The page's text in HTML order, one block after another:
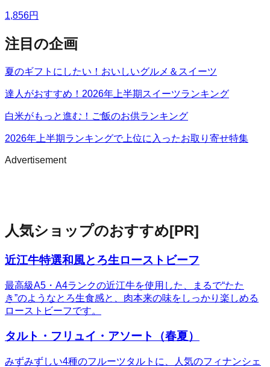
1,856円
注目の企画
夏のギフトにしたい！おいしいグルメ＆スイーツ
達人がおすすめ！2026年上半期スイーツランキング
白米がもっと進む！ご飯のお供ランキング
2026年上半期ランキングで上位に入ったお取り寄せ特集
Advertisement
人気ショップのおすすめ[PR]
近江牛特選和風とろ生ローストビーフ
最高級A5・A4ランクの近江牛を使用した、まるで“たた
き”のようなとろ生食感と、肉本来の味をしっかり楽しめる
ローストビーフです。
タルト・フリュイ・アソート（春夏）
みずみずしい4種のフルーツタルトに、人気のフィナンシェ